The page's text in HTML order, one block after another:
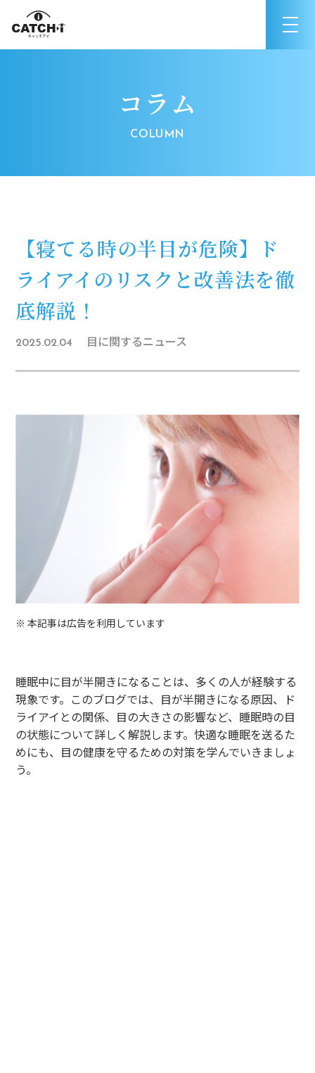
コラム
【寝てる時の半目が危険】ド
ライアイのリスクと改善法を徹
底解説！
2025.02.04 目に関するニュース
※ 本記事は広告を利用しています
睡眠中に目が半開きになることは、多くの人が経験する
現象です。このブログでは、目が半開きになる原因、ド
ライアイとの関係、目の大きさの影響など、睡眠時の目
の状態について詳しく解説します。快適な睡眠を送るた
めにも、目の健康を守るための対策を学んでいきましょ
う。